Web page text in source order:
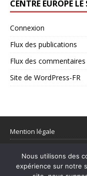
CENTRE EUROPE
Connexion
Flux des publications
Flux des commentaires
Site de WordPress-FR
Mention légale
Nous utilisons des
expérience sur notre